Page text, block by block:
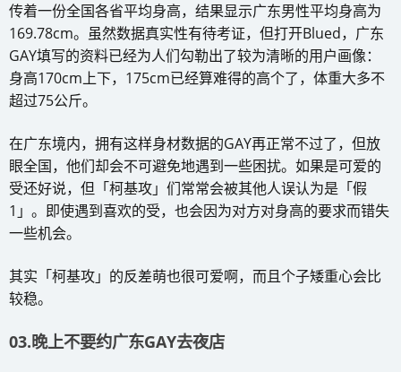
传着一份全国各省平均身高，结果显示广东男性平均身高为
169.78cm。虽然数据真实性有待考证，但打开Blued，广东
GAY填写的资料已经为人们勾勒出了较为清晰的用户画像：
身高170cm上下，175cm已经算难得的高个了，体重大多不
超过75公斤。
在广东境内，拥有这样身材数据的GAY再正常不过了，但放
眼全国，他们却会不可避免地遇到一些困扰。如果是可爱的
受还好说，但「柯基攻」们常常会被其他人误认为是「假
1」。即使遇到喜欢的受，也会因为对方对身高的要求而错失
一些机会。
其实「柯基攻」的反差萌也很可爱啊，而且个子矮重心会比
较稳。
03.晚上不要约广东GAY去夜店